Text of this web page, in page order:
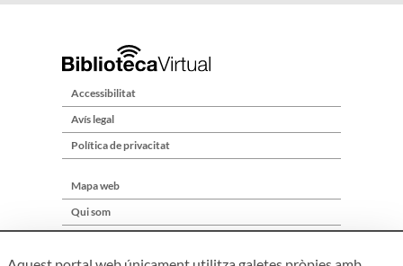
Accessibilitat
Avís legal
Política de privacitat
Mapa web
Qui som